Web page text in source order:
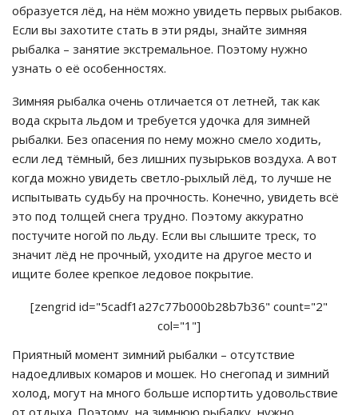
образуется лёд, на нём можно увидеть первых рыбаков.
Если вы захотите стать в эти ряды, знайте зимняя
рыбалка – занятие экстремальное. Поэтому нужно
узнать о её особенностях.
Зимняя рыбалка очень отличается от летней, так как
вода скрыта льдом и требуется удочка для зимней
рыбалки. Без опасения по нему можно смело ходить,
если лед тёмный, без лишних пузырьков воздуха. А вот
когда можно увидеть светло-рыхлый лёд, то лучше не
испытывать судьбу на прочность. Конечно, увидеть всё
это под толщей снега трудно. Поэтому аккуратно
постучите ногой по льду. Если вы слышите треск, то
значит лёд не прочный, уходите на другое место и
ищите более крепкое ледовое покрытие.
[zengrid id="5cadf1a27c77b000b28b7b36" count="2"
col="1"]
Приятный момент зимний рыбалки – отсутствие
надоедливых комаров и мошек. Но снегопад и зимний
холод, могут на много больше испортить удовольствие
от отдыха. Поэтому, на зимнюю рыбалку, нужно